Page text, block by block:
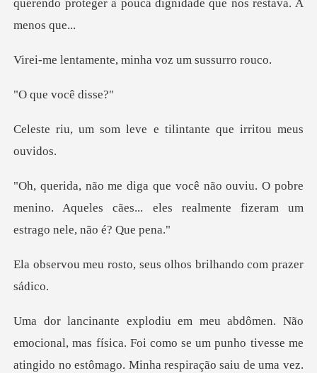
nte, minha voz u
você
eve e tilintante que
O pobre
menino. Aqueles cães... eles realmen
o, seus olhos brilhan
o no estômago. Minha respiração saiu de uma vez.